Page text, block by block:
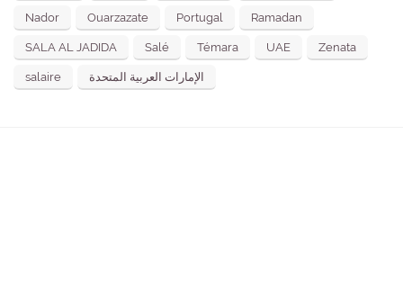
Nador Ouarzazate Portugal Ramadan
SALA AL JADIDA Salé Témara UAE Zenata
salaire الإمارات العربية المتحدة